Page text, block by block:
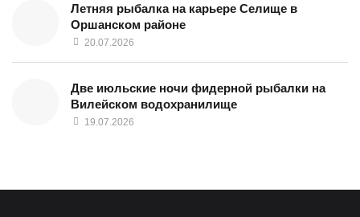
Летняя рыбалка на карьере Селище в
Оршанском районе
20.07.2026
Две июльские ночи фидерной рыбалки на
Вилейском водохранилище
19.07.2026